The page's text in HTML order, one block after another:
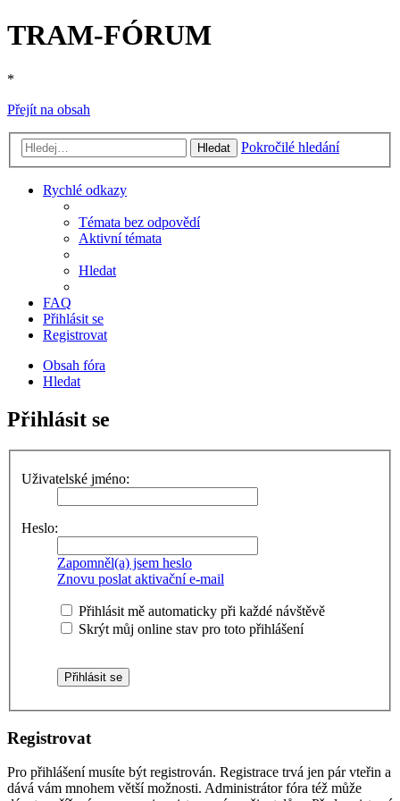
TRAM-FÓRUM
*
Přejít na obsah
Hledat Pokročilé hledání
Rychlé odkazy
Témata bez odpovědí
Aktivní témata
Hledat
FAQ
Přihlásit se
Registrovat
Obsah fóra
Hledat
Přihlásit se
Uživatelské jméno:
Heslo:
Zapomněl(a) jsem heslo
Znovu poslat aktivační e-mail
Přihlásit mě automaticky při každé návštěvě
Skrýt můj online stav pro toto přihlášení
Registrovat
Pro přihlášení musíte být registrován. Registrace trvá jen pár vteřin a
dává vám mnohem větší možnosti. Administrátor fóra též může